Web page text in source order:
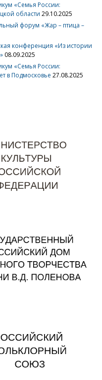
«Семья России:
области 29.10.2025
форум «Жар – птица –
конференция «Из истории
08.09.2025
«Семья России:
в Подмосковье 27.08.2025